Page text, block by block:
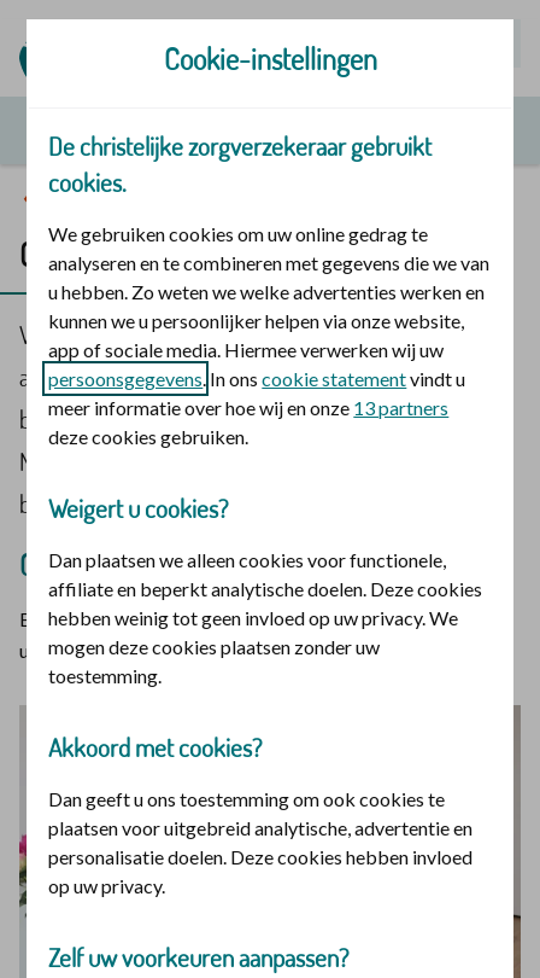
Online retraites
Online retraite 6: Bezieling en compassie
Via ons programmaGeloof en gezondheidgeven wij
aandacht aan verschillende thema’s, waaronder
bezieling. Daar is online retraite een onderdeel van.
Mirjam van der Vegt geeft een mini-retraite, die
bestaat uit 6 afleveringen.
Compassie
Besef goed dat je het vat bent, van waaruit je ook weer mag
uitdelen. Bekijk het filmpje:
Cookie-instellingen
De christelijke zorgverzekeraar gebruikt
cookies.
We gebruiken cookies om uw online gedrag te
analyseren en te combineren met gegevens die we van
u hebben. Zo weten we welke advertenties werken en
kunnen we u persoonlijker helpen via onze website,
app of sociale media. Hiermee verwerken wij uw
persoonsgegevens. In onscookie statementvindt u
meer informatie over hoe wij en onze 13 partners
deze cookies gebruiken.
Weigert u cookies?
Dan plaatsen we alleen cookies voor functionele,
affiliate en beperkt analytische doelen. Deze cookies
hebben weinig tot geen invloed op uw privacy. We
mogen deze cookies plaatsen zonder uw
toestemming.
Akkoord met cookies?
Dan geeft u ons toestemming om ook cookies te
plaatsen voor uitgebreid analytische, advertentie en
personalisatie doelen. Deze cookies hebben invloed
op uw privacy.
Zelf uw voorkeuren aanpassen?